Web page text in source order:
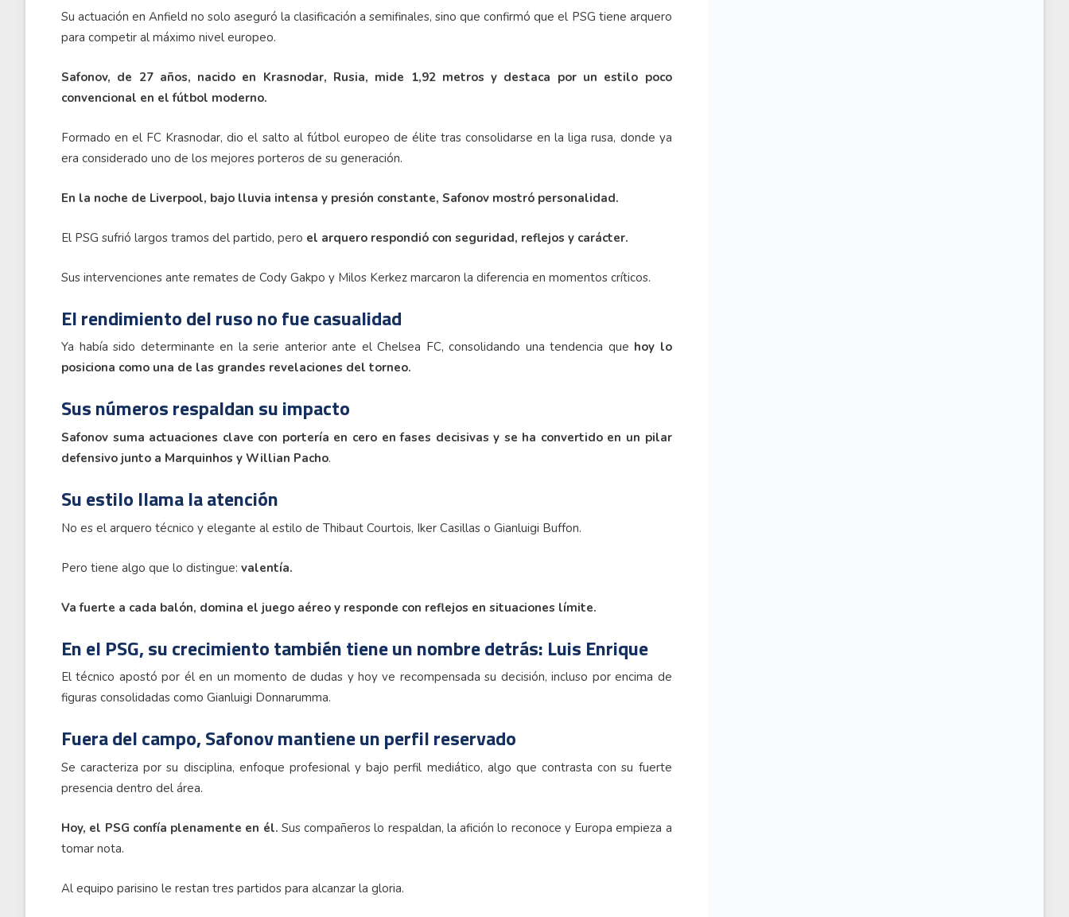
Su actuación en Anfield no solo aseguró la clasificación a semifinales, sino que confirmó que el PSG tiene arquero
para competir al máximo nivel europeo.
Safonov, de 27 años, nacido en Krasnodar, Rusia, mide 1,92 metros y destaca por un estilo poco
convencional en el fútbol moderno.
Formado en el FC Krasnodar, dio el salto al fútbol europeo de élite tras consolidarse en la liga rusa, donde ya
era considerado uno de los mejores porteros de su generación.
En la noche de Liverpool, bajo lluvia intensa y presión constante, Safonov mostró personalidad.
El PSG sufrió largos tramos del partido, pero el arquero respondió con seguridad, reflejos y carácter.
Sus intervenciones ante remates de Cody Gakpo y Milos Kerkez marcaron la diferencia en momentos críticos.
El rendimiento del ruso no fue casualidad
Ya había sido determinante en la serie anterior ante el Chelsea FC, consolidando una tendencia que hoy lo
posiciona como una de las grandes revelaciones del torneo.
Sus números respaldan su impacto
Safonov suma actuaciones clave con portería en cero en fases decisivas y se ha convertido en un pilar
defensivo junto a Marquinhos y Willian Pacho.
Su estilo llama la atención
No es el arquero técnico y elegante al estilo de Thibaut Courtois, Iker Casillas o Gianluigi Buffon.
Pero tiene algo que lo distingue: valentía.
Va fuerte a cada balón, domina el juego aéreo y responde con reflejos en situaciones límite.
En el PSG, su crecimiento también tiene un nombre detrás: Luis Enrique
El técnico apostó por él en un momento de dudas y hoy ve recompensada su decisión, incluso por encima de
figuras consolidadas como Gianluigi Donnarumma.
Fuera del campo, Safonov mantiene un perfil reservado
Se caracteriza por su disciplina, enfoque profesional y bajo perfil mediático, algo que contrasta con su fuerte
presencia dentro del área.
Hoy, el PSG confía plenamente en él. Sus compañeros lo respaldan, la afición lo reconoce y Europa empieza a
tomar nota.
Al equipo parisino le restan tres partidos para alcanzar la gloria.